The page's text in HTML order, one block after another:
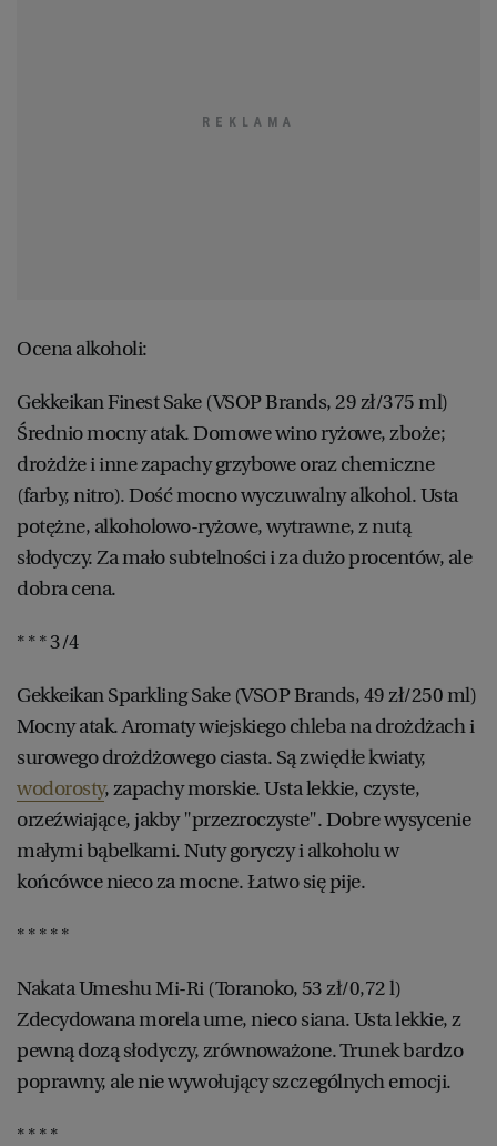
Ocena alkoholi:
Gekkeikan Finest Sake (VSOP Brands, 29 zł/375 ml)
Średnio mocny atak. Domowe wino ryżowe, zboże;
drożdże i inne zapachy grzybowe oraz chemiczne
(farby, nitro). Dość mocno wyczuwalny alkohol. Usta
potężne, alkoholowo-ryżowe, wytrawne, z nutą
słodyczy. Za mało subtelności i za dużo procentów, ale
dobra cena.
* * * 3/4
Gekkeikan Sparkling Sake (VSOP Brands, 49 zł/250 ml)
Mocny atak. Aromaty wiejskiego chleba na drożdżach i
surowego drożdżowego ciasta. Są zwiędłe kwiaty,
wodorosty, zapachy morskie. Usta lekkie, czyste,
orzeźwiające, jakby "przezroczyste". Dobre wysycenie
małymi bąbelkami. Nuty goryczy i alkoholu w
końcówce nieco za mocne. Łatwo się pije.
* * * * *
Nakata Umeshu Mi-Ri (Toranoko, 53 zł/0,72 l)
Zdecydowana morela ume, nieco siana. Usta lekkie, z
pewną dozą słodyczy, zrównoważone. Trunek bardzo
poprawny, ale nie wywołujący szczególnych emocji.
* * * *